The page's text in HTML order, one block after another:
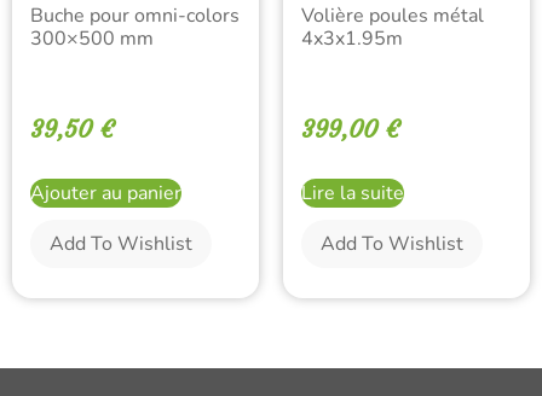
Buche pour omni-colors
300×500 mm
39,50 €
Ajouter au panier
Add To Wishlist
Volière poules métal
4x3x1.95m
399,00 €
Lire la suite
Add To Wishlist